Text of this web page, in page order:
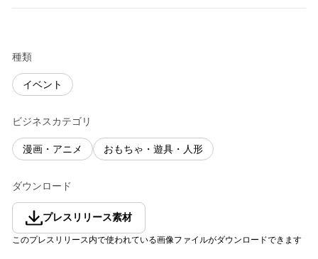
種類
イベント
ビジネスカテゴリ
漫画・アニメ おもちゃ・遊具・人形
ダウンロード
プレスリリース素材
このプレスリリース内で使われている画像ファイルがダウンロードできます